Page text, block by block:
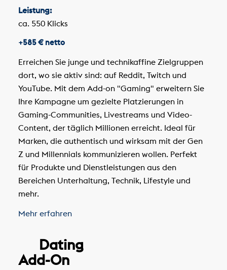
Leistung:
ca. 550 Klicks
+585 € netto
Erreichen Sie junge und technikaffine Zielgruppen
dort, wo sie aktiv sind: auf Reddit, Twitch und
YouTube. Mit dem Add-on "Gaming" erweitern Sie
Ihre Kampagne um gezielte Platzierungen in
Gaming-Communities, Livestreams und Video-
Content, der täglich Millionen erreicht. Ideal für
Marken, die authentisch und wirksam mit der Gen
Z und Millennials kommunizieren wollen. Perfekt
für Produkte und Dienstleistungen aus den
Bereichen Unterhaltung, Technik, Lifestyle und
mehr.
Mehr erfahren
Dating
Add-On